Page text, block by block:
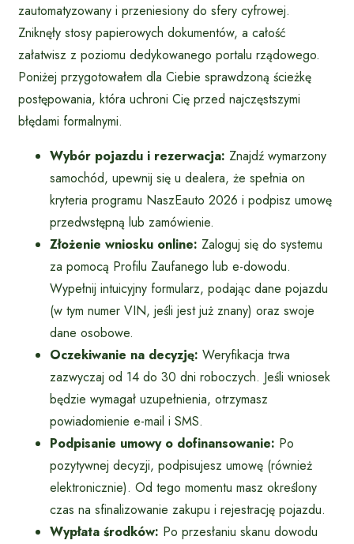
zautomatyzowany i przeniesiony do sfery cyfrowej.
Zniknęły stosy papierowych dokumentów, a całość
załatwisz z poziomu dedykowanego portalu rządowego.
Poniżej przygotowałem dla Ciebie sprawdzoną ścieżkę
postępowania, która uchroni Cię przed najczęstszymi
błędami formalnymi.
Wybór pojazdu i rezerwacja: Znajdź wymarzony
samochód, upewnij się u dealera, że spełnia on
kryteria programu NaszEauto 2026 i podpisz umowę
przedwstępną lub zamówienie.
Złożenie wniosku online: Zaloguj się do systemu
za pomocą Profilu Zaufanego lub e-dowodu.
Wypełnij intuicyjny formularz, podając dane pojazdu
(w tym numer VIN, jeśli jest już znany) oraz swoje
dane osobowe.
Oczekiwanie na decyzję: Weryfikacja trwa
zazwyczaj od 14 do 30 dni roboczych. Jeśli wniosek
będzie wymagał uzupełnienia, otrzymasz
powiadomienie e-mail i SMS.
Podpisanie umowy o dofinansowanie: Po
pozytywnej decyzji, podpisujesz umowę (również
elektronicznie). Od tego momentu masz określony
czas na sfinalizowanie zakupu i rejestrację pojazdu.
Wypłata środków: Po przesłaniu skanu dowodu